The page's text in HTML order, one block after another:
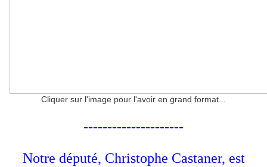
Cliquer sur l'image pour l'avoir en grand format...
---------------------
Notre député, Christophe Castaner, est